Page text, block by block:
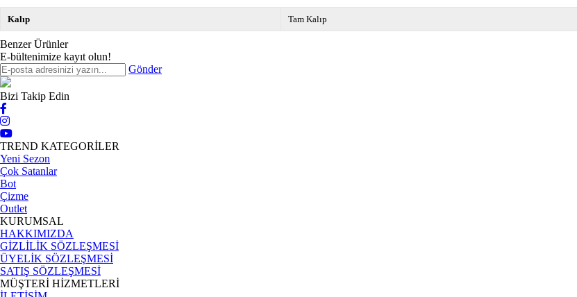
Kalıp Tam Kalıp
Benzer Ürünler
E-bültenimize kayıt olun!
Gönder
Bizi Takip Edin
TREND KATEGORİLER
Yeni Sezon
Çok Satanlar
Bot
Çizme
Outlet
KURUMSAL
HAKKIMIZDA
GİZLİLİK SÖZLEŞMESİ
ÜYELİK SÖZLEŞMESİ
SATIŞ SÖZLEŞMESİ
MÜŞTERİ HİZMETLERİ